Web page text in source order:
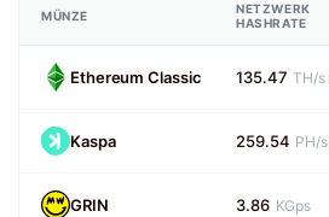
MÜNZE
NETZWERK
HASHRATE
Ethereum Classic 135.47 TH/s
Kaspa 259.54 PH/s
GRIN 3.86 KGps